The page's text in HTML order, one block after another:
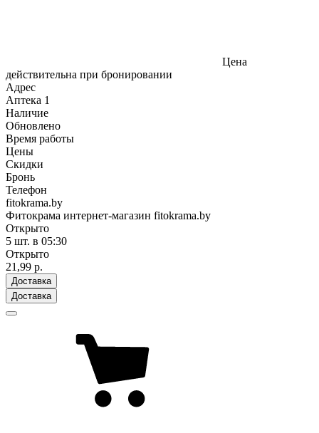
Цена
действительна при бронировании
Адрес
Аптека 1
Наличие
Обновлено
Время работы
Цены
Скидки
Бронь
Телефон
fitokrama.by
Фитокрама интернет-магазин fitokrama.by
Открыто
5 шт. в 05:30
Открыто
21,99 р.
Доставка
Доставка